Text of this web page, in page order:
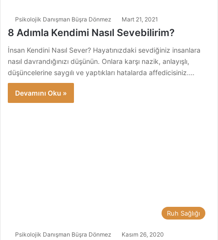
Psikolojik Danışman Büşra Dönmez Mart 21, 2021
8 Adımla Kendimi Nasıl Sevebilirim?
İnsan Kendini Nasıl Sever? Hayatınızdaki sevdiğiniz insanlara
nasıl davrandığınızı düşünün. Onlara karşı nazik, anlayışlı,
düşüncelerine saygılı ve yaptıkları hatalarda affedicisiniz.…
Devamını Oku »
Ruh Sağlığı
Psikolojik Danışman Büşra Dönmez Kasım 26, 2020